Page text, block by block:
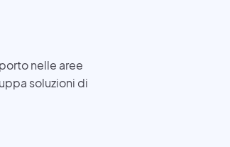
nelle aree
soluzioni di